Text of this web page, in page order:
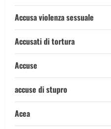
Accusa violenza sessuale
Accusati di tortura
Accuse
accuse di stupro
Acea